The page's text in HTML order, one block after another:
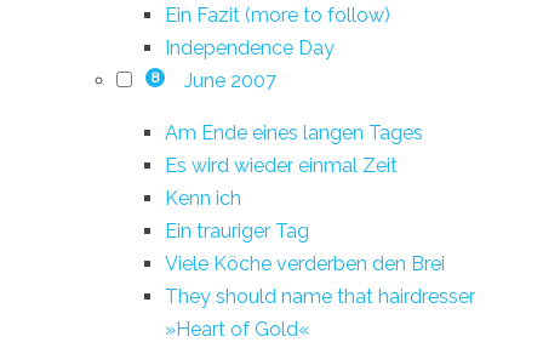
Ein Fazit (more to follow)
Independence Day
8 June 2007
Am Ende eines langen Tages
Es wird wieder einmal Zeit
Kenn ich
Ein trauriger Tag
Viele Köche verderben den Brei
They should name that hairdresser
»Heart of Gold«